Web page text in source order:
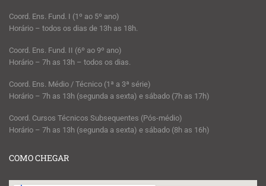
Coord. Ens. Fund. I (1º ao 5º ano)
Horário – todos os dias de 13h as 18h.
Coord. Ens. Fund. II (6º ao 9º ano)
Horário – 7h as 13h – todos os dias.
Coord. Ens. Médio / Técnico (1ª a 3ª série)
Horário – 7h as 13h (segunda a sexta) e sábado (7h as 17h)
Coord. Cursos Técnicos Subsequentes (Pós-médio)
Horário – 7h as 13h (segunda a sexta) e sábado (8h as 16h)
COMO CHEGAR